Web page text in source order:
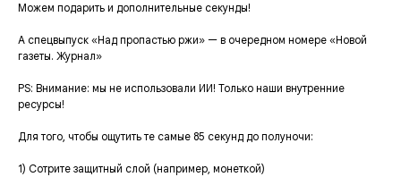
Можем подарить и дополнительные секунды!
А спецвыпуск «Над пропастью ржи» — в очередном номере «Новой
газеты. Журнал»
PS: Внимание: мы не использовали ИИ! Только наши внутренние
ресурсы!
Для того, чтобы ощутить те самые 85 секунд до полуночи:
1) Сотрите защитный слой (например, монеткой)